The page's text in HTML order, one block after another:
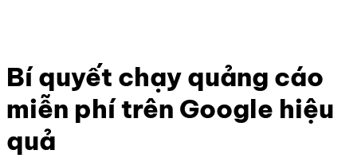
Bí quyết chạy quảng cáo
miễn phí trên Google hiệu
quả